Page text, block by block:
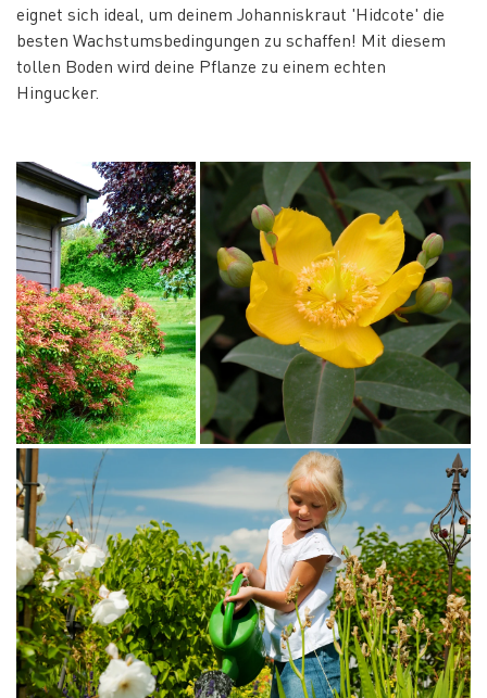
eignet sich ideal, um deinem Johanniskraut 'Hidcote' die
besten Wachstumsbedingungen zu schaffen! Mit diesem
tollen Boden wird deine Pflanze zu einem echten
Hingucker.